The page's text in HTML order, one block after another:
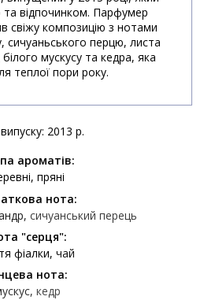
відпочинком. Парфумер
свіжу композицію з нотами
сичуаньського перцю, листа
мускусу та кедра, яка
теплої пори року.
2013 р.
ароматів:
пряні
нота:
сичуанський перець
"серця":
фіалки чай
нота:
кедр